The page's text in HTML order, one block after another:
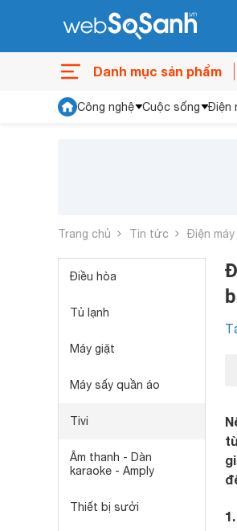
Danh mục sản phẩm
Công nghệ Cuộc sống Điện
Trang chủ Tin tức Điện máy
Điều hòa
Tủ lạnh
Máy giặt
Máy sấy quần áo
Tivi
Âm thanh - Dàn
karaoke - Amply
Thiết bị sưởi